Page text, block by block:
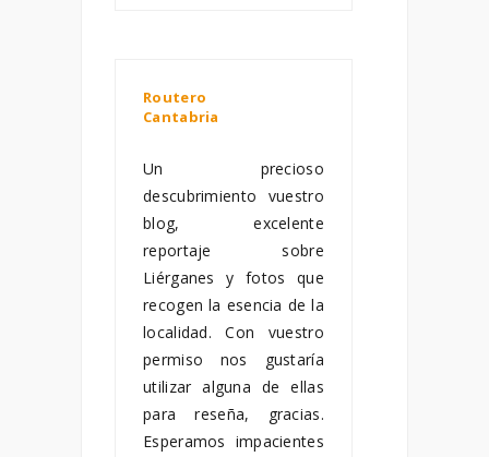
Routero
Cantabria
Un precioso
descubrimiento vuestro
blog, excelente
reportaje sobre
Liérganes y fotos que
recogen la esencia de la
localidad. Con vuestro
permiso nos gustaría
utilizar alguna de ellas
para reseña, gracias.
Esperamos impacientes